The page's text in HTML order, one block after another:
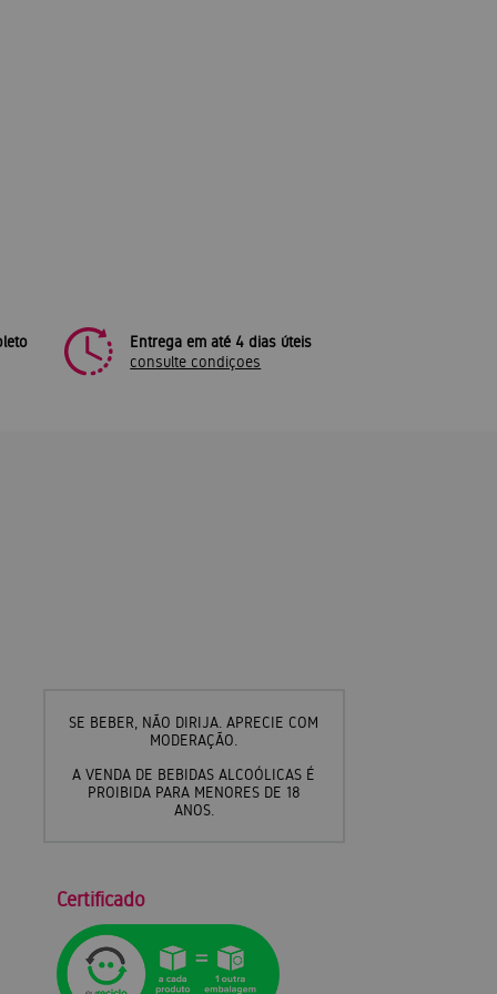
Entrega em até 4 dias úteis
consulte condiçoes
SE BEBER, NÃO DIRIJA. APRECIE COM
MODERAÇÃO.
A VENDA DE BEBIDAS ALCOÓLICAS É
PROIBIDA PARA MENORES DE 18
ANOS.
Certificado